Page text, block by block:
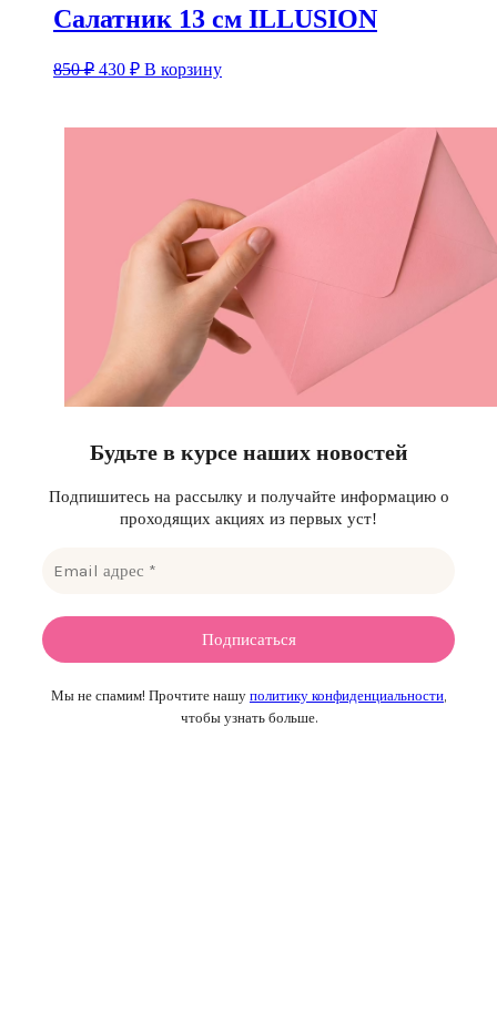
Салатник 13 см ILLUSION
850₽ Первоначальная
850 ₽.
430 ₽Текущая
цена:
В корзину
Будьте в курсе наших новостей
Подпишитесь на рассылку и получайте информацию о
проходящих акциях из первых уст!
Мы не спамим! Прочтите нашу политику конфиденциальности
чтобы узнать больше.